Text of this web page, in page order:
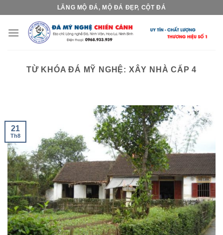
content
LĂNG MỘ ĐÁ, MỘ ĐÁ ĐẸP, CỘT ĐÁ
TỪ KHÓA ĐÁ MỸ NGHỆ: XÂY NHÀ CẤP 4
21
Th8